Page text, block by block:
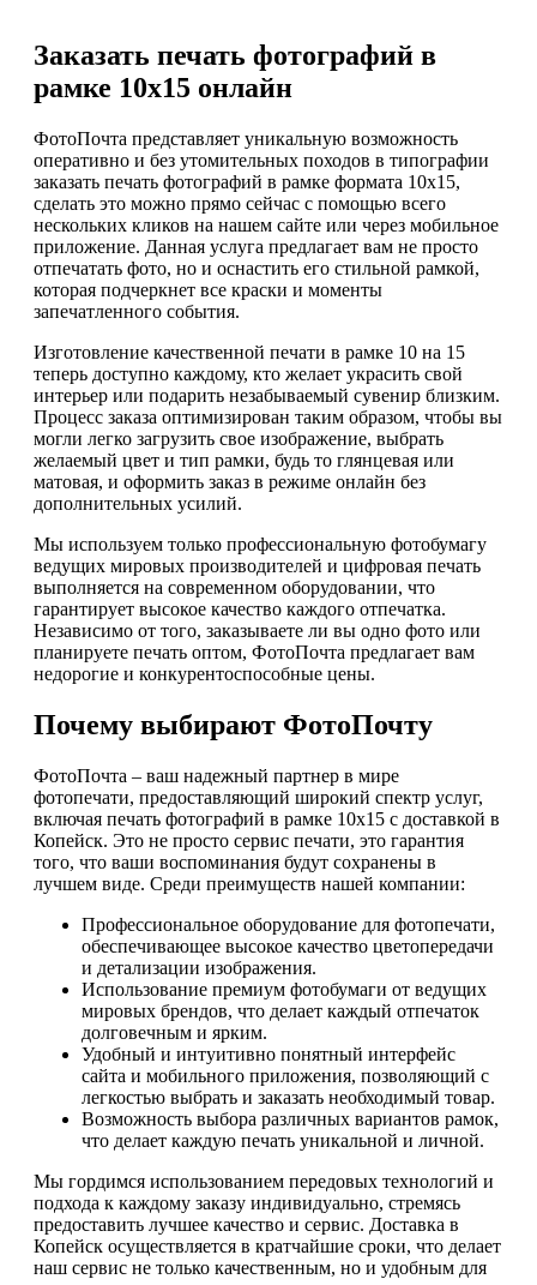
Заказать печать фотографий в
рамке 10х15 онлайн
ФотоПочта представляет уникальную возможность
оперативно и без утомительных походов в типографии
заказать печать фотографий в рамке формата 10х15,
сделать это можно прямо сейчас с помощью всего
нескольких кликов на нашем сайте или через мобильное
приложение. Данная услуга предлагает вам не просто
отпечатать фото, но и оснастить его стильной рамкой,
которая подчеркнет все краски и моменты
запечатленного события.
Изготовление качественной печати в рамке 10 на 15
теперь доступно каждому, кто желает украсить свой
интерьер или подарить незабываемый сувенир близким.
Процесс заказа оптимизирован таким образом, чтобы вы
могли легко загрузить свое изображение, выбрать
желаемый цвет и тип рамки, будь то глянцевая или
матовая, и оформить заказ в режиме онлайн без
дополнительных усилий.
Мы используем только профессиональную фотобумагу
ведущих мировых производителей и цифровая печать
выполняется на современном оборудовании, что
гарантирует высокое качество каждого отпечатка.
Независимо от того, заказываете ли вы одно фото или
планируете печать оптом, ФотоПочта предлагает вам
недорогие и конкурентоспособные цены.
Почему выбирают ФотоПочту
ФотоПочта – ваш надежный партнер в мире
фотопечати, предоставляющий широкий спектр услуг,
включая печать фотографий в рамке 10х15 с доставкой в
Копейск. Это не просто сервис печати, это гарантия
того, что ваши воспоминания будут сохранены в
лучшем виде. Среди преимуществ нашей компании:
Профессиональное оборудование для фотопечати,
обеспечивающее высокое качество цветопередачи
и детализации изображения.
Использование премиум фотобумаги от ведущих
мировых брендов, что делает каждый отпечаток
долговечным и ярким.
Удобный и интуитивно понятный интерфейс
сайта и мобильного приложения, позволяющий с
легкостью выбрать и заказать необходимый товар.
Возможность выбора различных вариантов рамок,
что делает каждую печать уникальной и личной.
Мы гордимся использованием передовых технологий и
подхода к каждому заказу индивидуально, стремясь
предоставить лучшее качество и сервис. Доставка в
Копейск осуществляется в кратчайшие сроки, что делает
наш сервис не только качественным, но и удобным для